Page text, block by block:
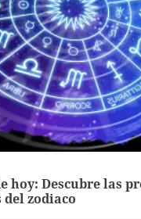
hoy: Descubre las
del zodiaco